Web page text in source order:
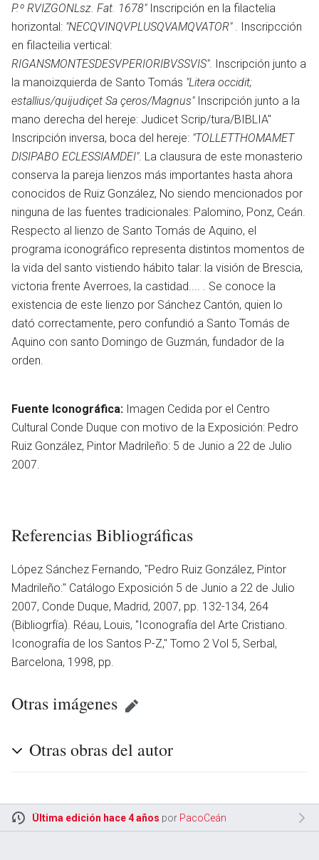
en
P.º RVIZGONLsz. Fat. 1678"Inscripción en la filactelia
horizontal: "NECQVINQVPLUSQVAMQVATOR". Inscripcción
en filacteilia vertical:
RIGANSMONTESDESVPERIORIBVSSVIS". Inscripción junto a
la manoizquierda de Santo Tomás "Litera occidit;
estallius/quijudiçet Sa çeros/Magnus"Inscripción junto a la
mano derecha del hereje: Judicet Scrip/tura/BIBLIA"
Inscripción inversa, boca del hereje: "TOLLETTHOMAMET
DISIPABO ECLESSIAMDEI". La clausura de este monasterio
conserva la pareja lienzos más importantes hasta ahora
conocidos de Ruiz González, No siendo mencionados por
ninguna de las fuentes tradicionales: Palomino, Ponz, Ceán.
Respecto al lienzo de Santo Tomás de Aquino, el
programa iconográfico representa distintos momentos de
la vida del santo vistiendo hábito talar: la visión de Brescia,
victoria frente Averroes, la castidad.... . Se conoce la
existencia de este lienzo por Sánchez Cantón, quien lo
dató correctamente, pero confundió a Santo Tomás de
Aquino con santo Domingo de Guzmán, fundador de la
orden.
Fuente Iconográfica: Imagen Cedida por el Centro
Cultural Conde Duque con motivo de la Exposición: Pedro
Ruiz González, Pintor Madrileño: 5 de Junio a 22 de Julio
2007.
Referencias Bibliográficas
López Sánchez Fernando, ''Pedro Ruiz González, Pintor
Madrileño:'' Catálogo Exposición 5 de Junio a 22 de Julio
2007, Conde Duque, Madrid, 2007, pp. 132-134, 264
(Bibliogrfía). Réau, Louis, ''Iconografía del Arte Cristiano.
Iconografía de los Santos P-Z,'' Tomo 2 Vol 5, Serbal,
Barcelona, 1998, pp.
Otras imágenes
Otras obras del autor
Última edición hace 4 años por PacoCeán